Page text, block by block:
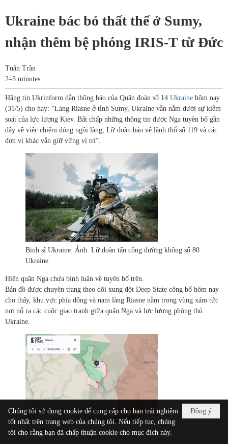
Ukraine bác bỏ thất thế ở Sumy,
nhận thêm bệ phóng IRIS-T từ Đức
Tuấn Trần
2–3 minutes
Hãng tin Ukrinform dẫn thông báo của Quân đoàn số 14 Ukraine hôm nay
(31/5) cho hay: “Làng Riasne ở tỉnh Sumy, Ukraine vẫn nằm dưới sự kiểm
soát của lực lượng Kiev. Bất chấp những thông tin được Nga tuyên bố gần
đây về việc chiếm đóng ngôi làng, Lữ đoàn bảo vệ lãnh thổ số 119 và các
đơn vị khác vẫn giữ vững vị trí”.
Binh sĩ Ukraine. Ảnh: Lữ đoàn tấn công đường không số 80
Ukraine
Hiện quân Nga chưa bình luận về tuyên bố trên.
Bản đồ được chuyên trang theo dõi xung đột Deep State công bố hôm nay
cho thấy, khu vực phía đông và nam làng Riasne nằm trong vùng xám tức
nơi nổ ra các cuộc giao tranh giữa quân Nga và lực lượng phòng thủ
Ukraine.
Ảnh: Deep State
Đồng ý
Chúng tôi sử dụng cookie để cung cấp cho bạn trải nghiệm
tốt nhất trên trang web của chúng tôi. Nếu tiếp tục, chúng
tôi cho rằng bạn đã chấp thuận cookie cho mục đích này.